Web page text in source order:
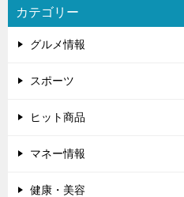
カテゴリー
グルメ情報
スポーツ
ヒット商品
マネー情報
健康・美容